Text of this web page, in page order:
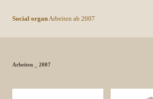
Social organArbeiten ab 2007
Arbeiten _ 2007